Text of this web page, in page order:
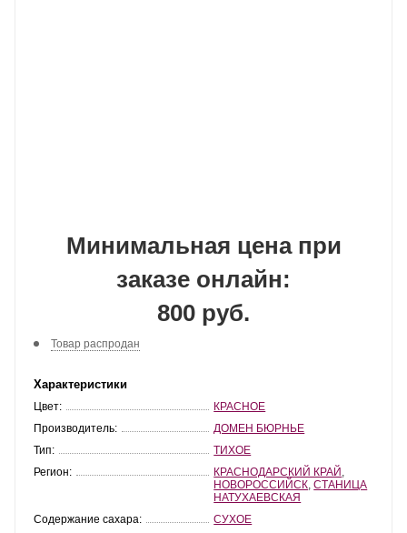
Минимальная цена при
заказе онлайн:
800 руб.
Товар распродан
Характеристики
Цвет:
КРАСНОЕ
Производитель:
ДОМЕН БЮРНЬЕ
Тип:
ТИХОЕ
Регион:
КРАСНОДАРСКИЙ КРАЙ
НОВОРОССИЙСК ,СТАНИЦА
НАТУХАЕВСКАЯ
Содержание сахара:
СУХОЕ